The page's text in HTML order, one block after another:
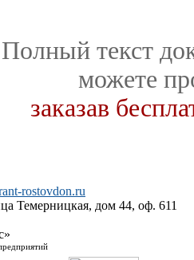
Полный текст
можете
заказав
rostovdon.ru
Темерницкая, дом 44, оф. 611